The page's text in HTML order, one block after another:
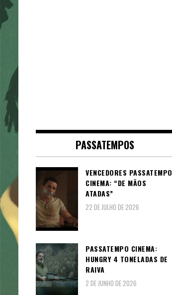
PASSATEMPOS
VENCEDORES PASSATEMPO
CINEMA: “DE MÃOS
ATADAS”
22 DE JULHO DE 2026
PASSATEMPO CINEMA:
HUNGRY 4 TONELADAS DE
RAIVA
2 DE JUNHO DE 2026